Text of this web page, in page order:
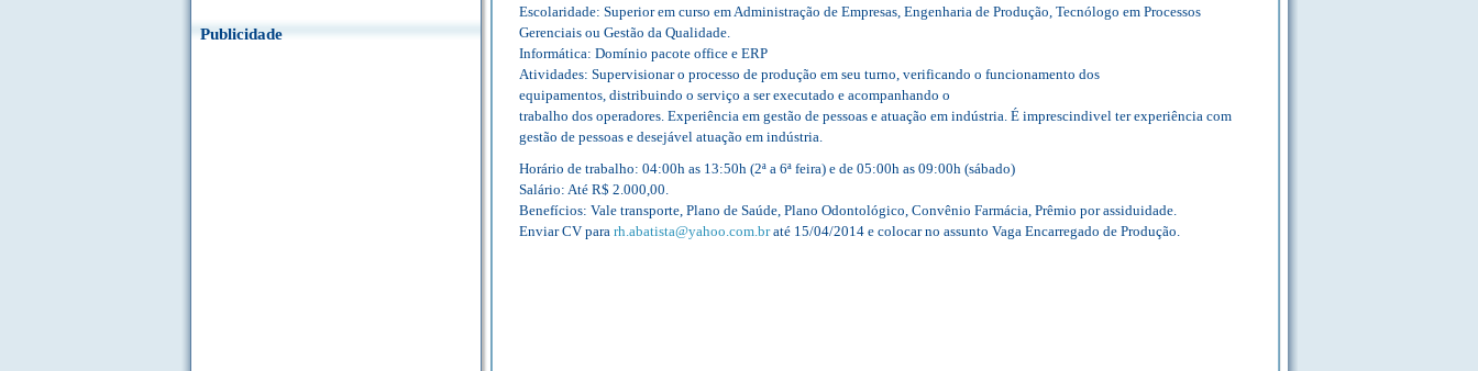
Publicidade
Escolaridade: Superior em curso em Administração de Empresas, Engenharia de Produção, Tecnólogo em Processos
Gerenciais ou Gestão da Qualidade.
Informática: Domínio pacote office e ERP
Atividades: Supervisionar o processo de produção em seu turno, verificando o funcionamento dos
equipamentos, distribuindo o serviço a ser executado e acompanhando o
trabalho dos operadores. Experiência em gestão de pessoas e atuação em indústria. É imprescindivel ter experiência com
gestão de pessoas e desejável atuação em indústria.
Horário de trabalho: 04:00h as 13:50h (2ª a 6ª feira) e de 05:00h as 09:00h (sábado)
Salário: Até R$ 2.000,00.
Benefícios: Vale transporte, Plano de Saúde, Plano Odontológico, Convênio Farmácia, Prêmio por assiduidade.
Enviar CV para rh.abatista@yahoo.com.braté 15/04/2014 e colocar no assunto Vaga Encarregado de Produção.